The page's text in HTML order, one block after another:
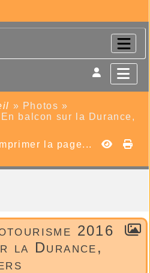
» Photos »
balcon sur la Durance,
Imprimer la page...
2016
la Durance,